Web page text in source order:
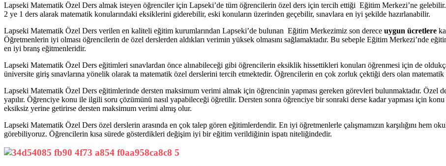
Lapseki Matematik Özel Ders almak isteyen öğrenciler için Lapseki’de tüm öğrencilerin özel ders için tercih ettiği Eğitim Merkezi’ne
2 ye 1 ders alarak matematik konularındaki eksiklerini giderebilir, eski konuların üzerinden geçebilir, sınavlara en iyi şekilde hazırlanabilir.
Lapseki Matematik Özel Ders verilen en kaliteli eğitim kurumlarından Lapseki’de bulunan Eğitim Merkezimiz son derece uygun ücretlere
Öğretmenlerin iyi olması öğrencilerin de özel derslerden aldıkları verimin yüksek olmasını sağlamaktadır. Bu sebeple Eğitim Merkezi’nde
en iyi branş eğitmenleridir.
Lapseki Matematik Özel Ders eğitimleri sınavlardan önce alınabileceği gibi öğrencilerin eksiklik hissettikleri konuları öğrenmesi için de
üniversite giriş sınavlarına yönelik olarak ta matematik özel derslerini tercih etmektedir. Öğrencilerin en çok zorluk çektiği ders olan
Lapseki Matematik Özel Ders eğitimlerinde dersten maksimum verimi almak için öğrencinin yapması gereken görevleri bulunmaktadır. Özel
yapılır. Öğrenciye konu ile ilgili soru çözümünü nasıl yapabileceği öğretilir. Dersten sonra öğrenciye bir sonraki derse kadar yapması için
eksiksiz yerine getirirse dersten maksimum verimi almış olur.
Lapseki Matematik Özel Ders özel derslerin arasında en çok talep gören eğitimlerdendir. En iyi öğretmenlerle çalışmamızın karşılığını hem
görebiliyoruz. Öğrencilerin kısa sürede gösterdikleri değişim iyi bir eğitim verildiğinin ispatı niteliğindedir.